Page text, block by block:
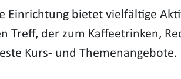
Einrichtung bietet vielfältige
Treff, der zum Kaffeetrinken,
Kurs- und Themenangebote.